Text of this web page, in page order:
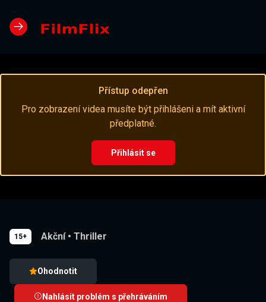
Přístup odepřen
Pro zobrazení videa musíte být přihlášeni a mít aktivní
předplatné.
Přihlásit se
15+ Akční • Thriller
Ohodnotit
Nahlásit problém s přehráváním